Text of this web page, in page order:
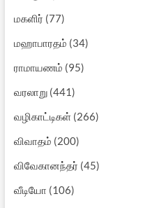
மகளிர் (77)
மஹாபாரதம் (34)
ராமாயணம் (95)
வரலாறு(441)
வழிகாட்டிகள்(266)
விவாதம் (200)
விவேகானந்தர் (45)
வீடியோ (106)